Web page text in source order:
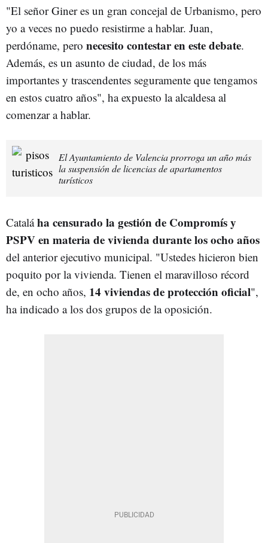
"El señor Giner es un gran concejal de Urbanismo, pero
yo a veces no puedo resistirme a hablar. Juan,
perdóname, pero necesito contestar en este debate.
Además, es un asunto de ciudad, de los más
importantes y trascendentes seguramente que tengamos
en estos cuatro años", ha expuesto la alcaldesa al
comenzar a hablar.
El Ayuntamiento de Valencia prorroga un año más
la suspensión de licencias de apartamentos
turísticos
Cataláha censurado la gestión de Compromís y
PSPVen materia de vivienda durante los ocho años
del anterior ejecutivo municipal. "Ustedes hicieron bien
poquito por la vivienda. Tienen el maravilloso récord
de, en ocho años, 14 viviendas de protección oficial",
ha indicado a los dos grupos de la oposición.